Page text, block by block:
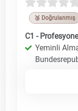
🥉 Doğrulanmış
C1 -
Yeminli